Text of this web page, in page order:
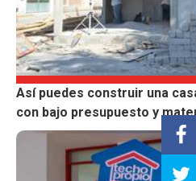
Así puedes construir una
con bajo presupuesto y